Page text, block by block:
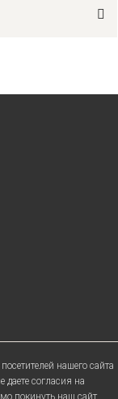
нашего сайта
даете согласия на
покинуть наш сайт.